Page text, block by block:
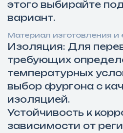
этого выбирайте
вариант.
Материал изготовления и
Изоляция: Для
требующих
температурных
выбор фургона с
изоляцией.
Устойчивость к
зависимости от